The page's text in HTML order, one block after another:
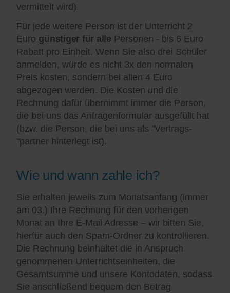
vermittelt wird).
Für jede weitere Person ist der Unterricht 2
Euro günstiger für alle Personen - bis 6 Euro
Rabatt pro Einheit. Wenn Sie also drei Schüler
anmelden, würde es nicht 3x den normalen
Preis kosten, sondern bei allen 4 Euro
abgezogen werden. Die Kosten und die
Rechnung dafür übernimmt immer die Person,
die bei uns das Anfragenformular ausgefüllt hat
(bzw. die Person, die bei uns als "Vertrags-
"partner hinterlegt ist).
Wie und wann zahle ich?
Sie erhalten jeweils zum Monatsanfang (immer
am 03.) Ihre Rechnung für den vorherigen
Monat an Ihre E-Mail Adresse – wir bitten Sie,
hierfür auch den Spam-Ordner zu kontrollieren.
Die Rechnung beinhaltet die in Anspruch
genommenen Unterrichtseinheiten, die
Gesamtsumme und unsere Kontodaten, sodass
Sie anschließend bequem den Betrag